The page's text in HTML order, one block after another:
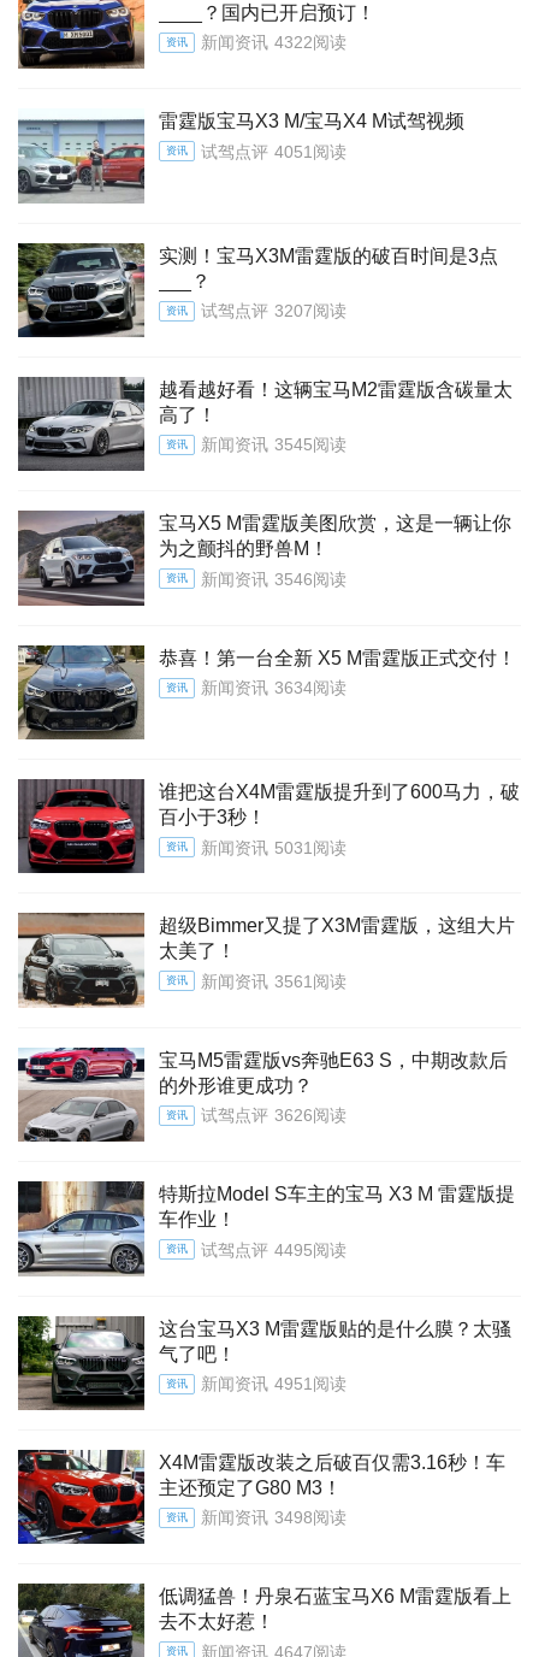
____？国内已开启预订！
资讯 新闻资讯 4322阅读
雷霆版宝马X3 M/宝马X4 M试驾视频
资讯 试驾点评 4051阅读
实测！宝马X3M雷霆版的破百时间是3点
___？
资讯 试驾点评 3207阅读
越看越好看！这辆宝马M2雷霆版含碳量太
高了！
资讯 新闻资讯 3545阅读
宝马X5 M雷霆版美图欣赏，这是一辆让你
为之颤抖的野兽M！
资讯 新闻资讯 3546阅读
恭喜！第一台全新 X5 M雷霆版正式交付！
资讯 新闻资讯 3634阅读
谁把这台X4M雷霆版提升到了600马力，破
百小于3秒！
资讯 新闻资讯 5031阅读
超级Bimmer又提了X3M雷霆版，这组大片
太美了！
资讯 新闻资讯 3561阅读
宝马M5雷霆版vs奔驰E63 S，中期改款后
的外形谁更成功？
资讯 试驾点评 3626阅读
特斯拉Model S车主的宝马 X3 M 雷霆版提
车作业！
资讯 试驾点评 4495阅读
这台宝马X3 M雷霆版贴的是什么膜？太骚
气了吧！
资讯 新闻资讯 4951阅读
X4M雷霆版改装之后破百仅需3.16秒！车
主还预定了G80 M3！
资讯 新闻资讯 3498阅读
低调猛兽！丹泉石蓝宝马X6 M雷霆版看上
去不太好惹！
资讯 新闻资讯 4647阅读